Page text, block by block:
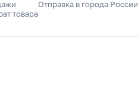
товара
Отправка в города России